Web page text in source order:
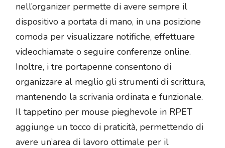
nell’organizer permette di avere sempre il
dispositivo a portata di mano, in una posizione
comoda per visualizzare notifiche, effettuare
videochiamate o seguire conferenze online.
Inoltre, i tre portapenne consentono di
organizzare al meglio gli strumenti di scrittura,
mantenendo la scrivania ordinata e funzionale.
Il tappetino per mouse pieghevole in RPET
aggiunge un tocco di praticità, permettendo di
avere un’area di lavoro ottimale per il